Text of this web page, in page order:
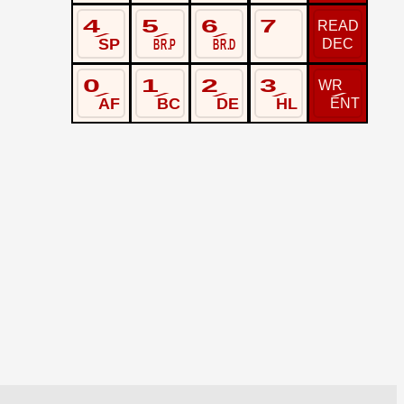
4/
SP
5/
BR.P
6/
BR.D
7
READ
DEC
0/
AF
1/
BC
2/
DE
3/
HL
WR
/
ENT